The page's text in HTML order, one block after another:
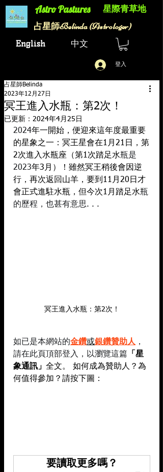
English 中文
Astro Pastures​
​占星師Belinda (Astrologer)
星際青草地
登入
冥王進入水瓶：第2次！
占星師Belinda
2023年12月27日
已更新： 2024年4月25日
2024年一開始，便迎來這年度最重要
的星象之一：冥王星會在1月21日，第
2次進入水瓶座（第1次踏足水瓶是
2023年3月）！雖然冥王稍後會因逆
行，再次返回山羊，要到11月20日才
會正式進駐水瓶，但今次1月踏足水瓶
的歷程，也甚有意思. . .
冥王進入水瓶：第2次！
如已是本網站的金鑽或銀鑽贊助人 ，
請在此頁頂部登入，以瀏覽這篇
「星
象通訊」 全文。
如何成為贊助人？為
何值得參加？請按下圖：
要讀取更多嗎？